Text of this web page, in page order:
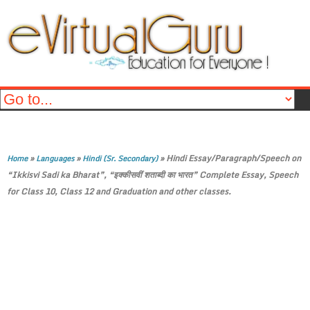
Home»Languages»Hindi (Sr. Secondary)»Hindi Essay/Paragraph/Speech on
“Ikkisvi Sadi ka Bharat”, “इक्कीसवीं शताब्दी का भारत” Complete Essay, Speech
for Class 10, Class 12 and Graduation and other classes.